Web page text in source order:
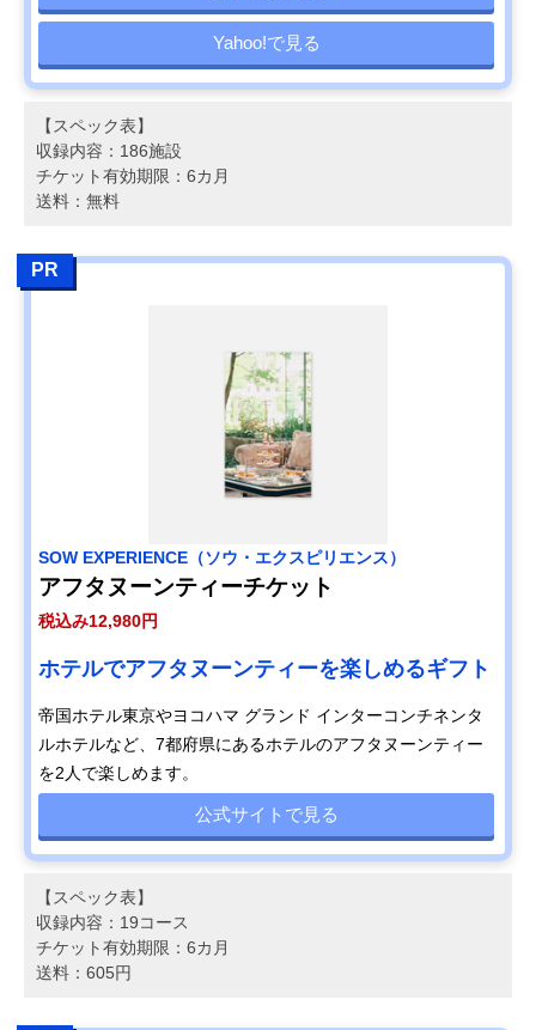
Yahoo!で見る
【スペック表】
収録内容：186施設
チケット有効期限：6カ月
送料：無料
PR
SOW EXPERIENCE（ソウ・エクスピリエンス）
アフタヌーンティーチケット
税込み12,980円
ホテルでアフタヌーンティーを楽しめるギフト
帝国ホテル東京やヨコハマ グランド インターコンチネンタ
ルホテルなど、7都府県にあるホテルのアフタヌーンティー
を2人で楽しめます。
公式サイトで見る
【スペック表】
収録内容：19コース
チケット有効期限：6カ月
送料：605円